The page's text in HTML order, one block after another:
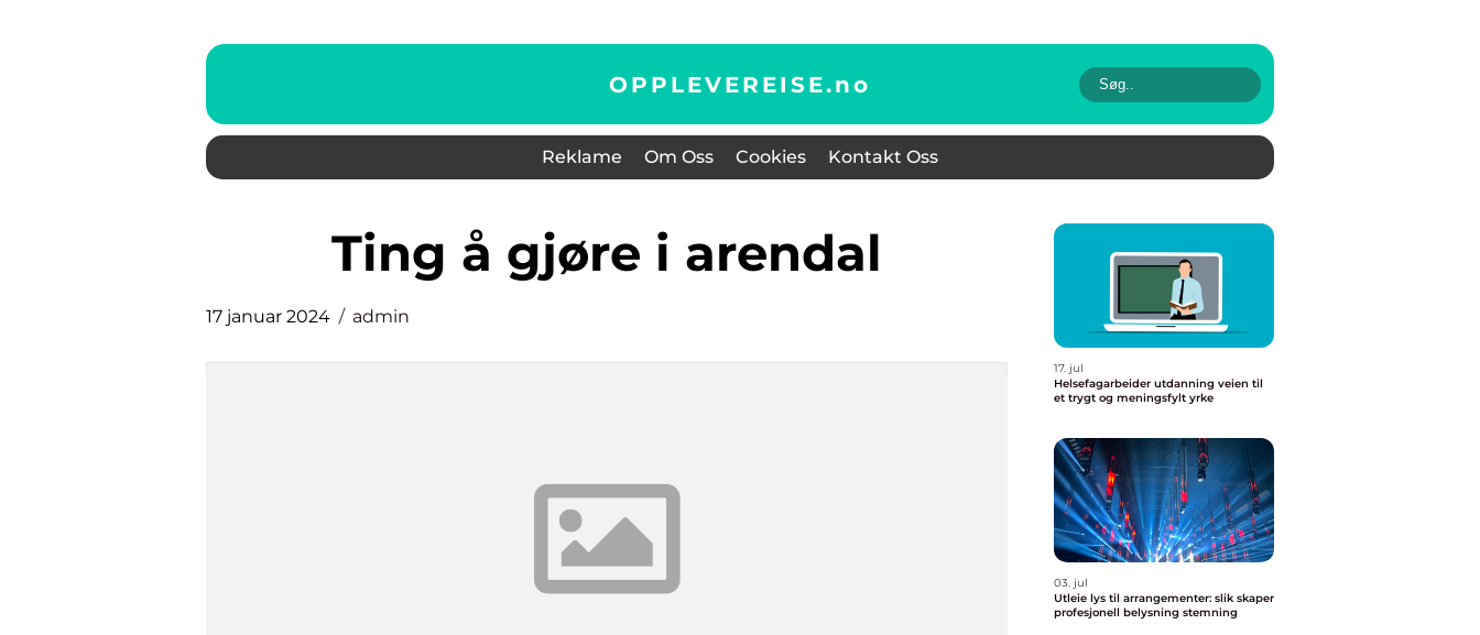
OPPLEVEREISE.no
Reklame Om Oss Cookies Kontakt Oss
ting å gjøre i arendal
17 januar 2024 admin
17. jul
Helsefagarbeider utdanning veien til
et trygt og meningsfylt yrke
03. jul
Utleie lys til arrangementer: slik skaper
profesjonell belysning stemning